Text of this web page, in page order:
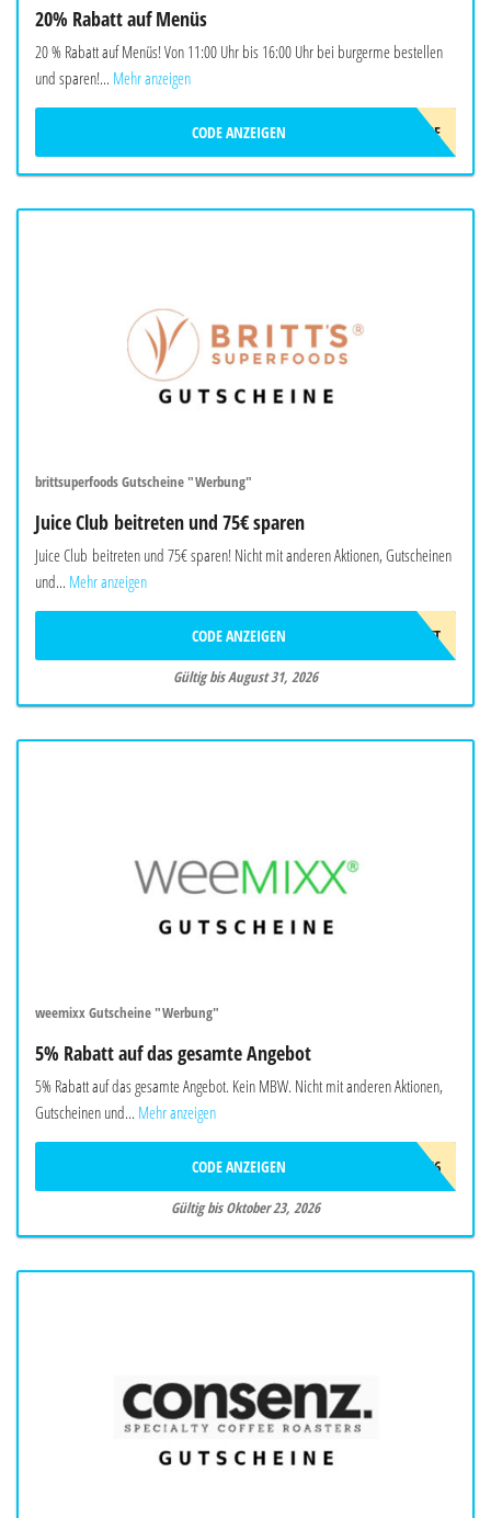
20% Rabatt auf Menüs
20 % Rabatt auf Menüs! Von 11:00 Uhr bis 16:00 Uhr bei burgerme bestellen
und sparen!... Mehr anzeigen
LUNCHME
CODE ANZEIGEN
brittsuperfoods Gutscheine "Werbung"
Juice Club beitreten und 75€ sparen
Juice Club beitreten und 75€ sparen! Nicht mit anderen Aktionen, Gutscheinen
und... Mehr anzeigen
75€RABATT
CODE ANZEIGEN
Gültig bis August 31, 2026
weemixx Gutscheine "Werbung"
5% Rabatt auf das gesamte Angebot
5% Rabatt auf das gesamte Angebot. Kein MBW. Nicht mit anderen Aktionen,
Gutscheinen und... Mehr anzeigen
ADC9966
CODE ANZEIGEN
Gültig bis Oktober 23, 2026